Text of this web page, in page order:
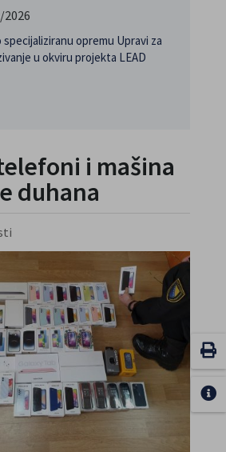
2026
specijaliziranu opremu Upravi za
u okviru projekta LEAD
i mašina
duhana